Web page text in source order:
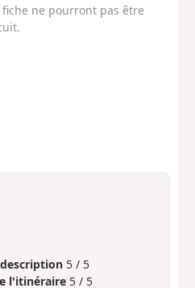
ne pourront pas être
5 / 5
l'itinéraire 5 / 5